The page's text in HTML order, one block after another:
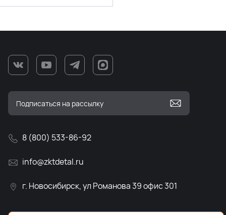
8 (800) 533-86-92
info@zktdetal.ru
г. Новосибирск, ул Романова 39 офис 301